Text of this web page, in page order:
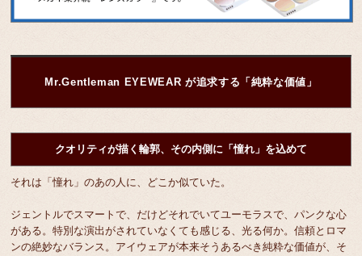
Mr.Gentleman EYEWEAR が追求する「純粋な価値」
クオリティが描く輪郭、その内側に「憧れ」を込めて
それは「憧れ」のあの人に、どこか似ていた。
ジェントルでスマートで、だけどそれでいてユーモラスで、パンクな心
がある。特別な演出がされていなくても感じる、光る何か。信頼とロマ
ンの絶妙なバランス。アイウェアが本来そうあるべき純粋な価値が、そ